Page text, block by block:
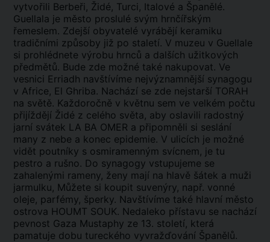
vytvořili Berbeři, Židé, Turci, Italové a Španělé.
Guellala je město proslulé svým hrnčířským
řemeslem. Zdejší obyvatelé vyrábějí keramiku
tradičními způsoby již po staletí. V muzeu v Guellale
si prohlédnete výrobu hrnců a dalších užitkových
předmětů. Bude zde možné také nakupovat. Ve
vesnici Erriadh navštívíme nejvýznamnější synagogu
v Africe, El Ghriba. Nachází se zde nejstarší TORAH
na světě. Každoročně v květnu sem ve velkém počtu
přijíždějí Židé z celého světa, aby oslavili radostný
jarní svátek LA BA OMER a připomněli si seslání
many z nebe a konec epidemie. V ulicích je možné
vidět poutníky s osmiramenným svícnem, je tu
pestro a rušno. Do synagogy vstupujeme se
zahalenými rameny, ženy mají na hlavě šátek a muži
jarmulku, Můžete si koupit suvenýry, např. vonné
oleje, parfémy, šperky. Navštívíme také hlavní město
ostrova HOUMT SOUK. Nedaleko přístavu se nachází
pevnost Gaza Mustaphy ze 13. století, která
pamatuje dobu tureckého vyvražďování Španělů.